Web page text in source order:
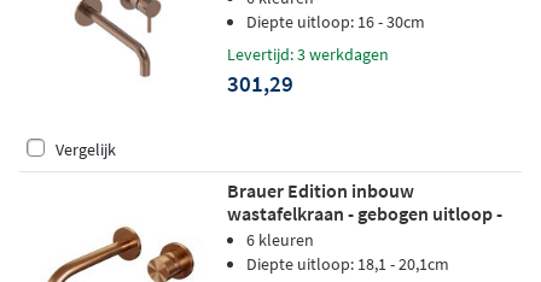
Diepte uitloop: 16 - 30cm
Levertijd: 3 werkdagen
301,29
Vergelijk
Brauer Edition inbouw
wastafelkraan - gebogen uitloop -
rozetten - hendel 1 rechts -
geborsteld koper PVD
6 kleuren
Diepte uitloop: 18,1 - 20,1cm